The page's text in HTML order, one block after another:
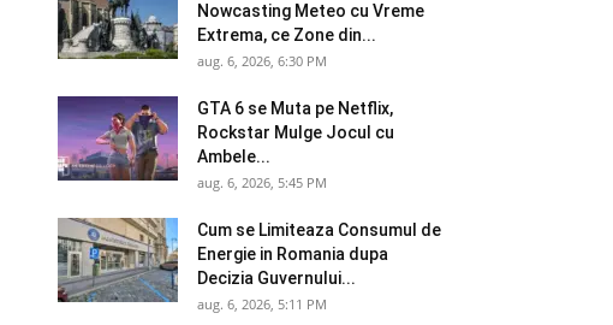
Nowcasting Meteo cu Vreme
Extrema, ce Zone din...
aug. 6, 2026, 6:30 PM
GTA 6 se Muta pe Netflix,
Rockstar Mulge Jocul cu
Ambele...
aug. 6, 2026, 5:45 PM
Cum se Limiteaza Consumul de
Energie in Romania dupa
Decizia Guvernului...
aug. 6, 2026, 5:11 PM